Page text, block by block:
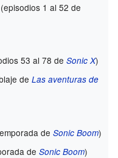
1 al 52 de
53 al 78 deSonic X)
deLas aventuras de
deSonic Boom)
deSonic Boom)